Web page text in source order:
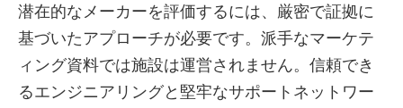
潜在的なメーカーを評価するには、厳密で証拠に
基づいたアプローチが必要です。派手なマーケテ
ィング資料では施設は運営されません。信頼でき
るエンジニアリングと堅牢なサポートネットワー